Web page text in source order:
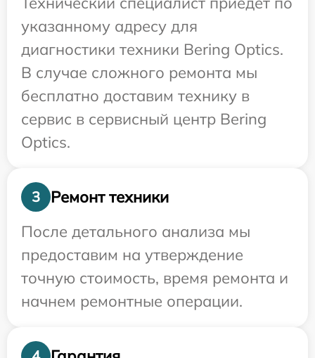
указанному адресу для
диагностики техники Bering Optics.
В случае сложного ремонта мы
бесплатно доставим технику в
сервис в сервисный центр Bering
Optics.
3
Ремонт техники
После детального анализа мы
предоставим на утверждение
точную стоимость, время ремонта и
начнем ремонтные операции.